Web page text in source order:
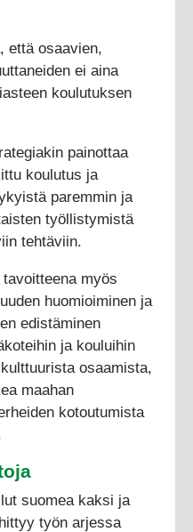
että osaavien,
ei aina
koulutuksen
painottaa
koulutus ja
paremmin ja
työllistymistä
tehtäviin.
myös
huomioiminen ja
edistäminen
ja kouluihin
osaamista,
maahan
kotoutumista
suomea kaksi ja
työn arjessa